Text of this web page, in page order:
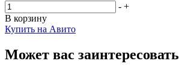
- +
В корзину
Купить на Авито
Может вас заинтересовать